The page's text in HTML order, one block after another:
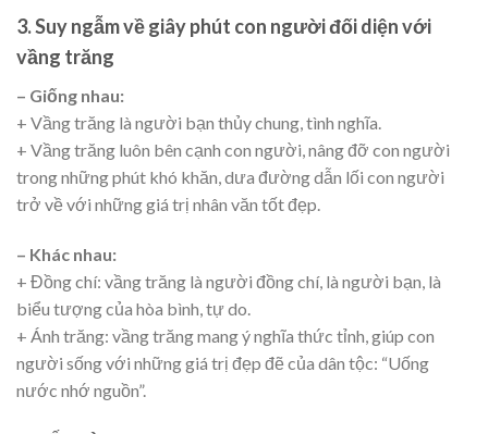
3. Suy ngẫm về giây phút con người đối diện với
vầng trăng
– Giống nhau:
+ Vầng trăng là người bạn thủy chung, tình nghĩa.
+ Vầng trăng luôn bên cạnh con người, nâng đỡ con người
trong những phút khó khăn, dưa đường dẫn lối con người
trở về với những giá trị nhân văn tốt đẹp.
– Khác nhau:
+ Đồng chí: vầng trăng là người đồng chí, là người bạn, là
biểu tượng của hòa bình, tự do.
+ Ánh trăng: vầng trăng mang ý nghĩa thức tỉnh, giúp con
người sống với những giá trị đẹp đẽ của dân tộc: “Uống
nước nhớ nguồn”.